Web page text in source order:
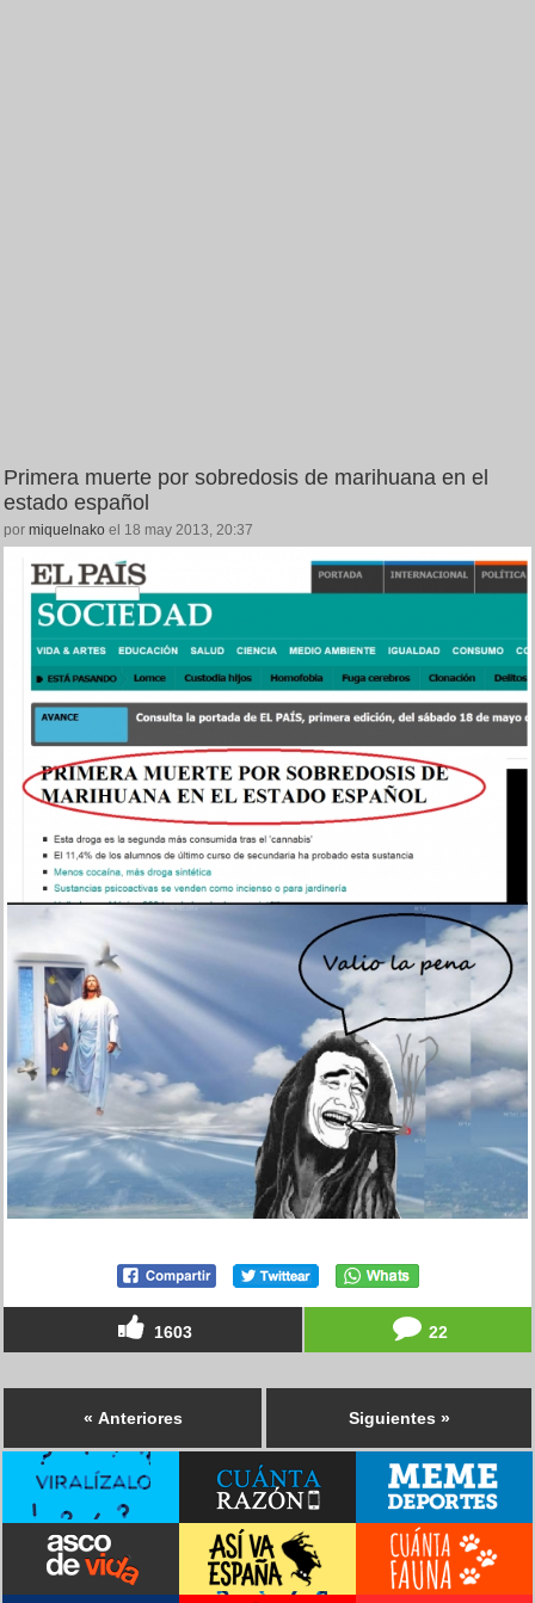
Primera muerte por sobredosis de marihuana en el
estado español
por miquelnako el 18 may 2013, 20:37
1603 22
« Anteriores Siguientes »